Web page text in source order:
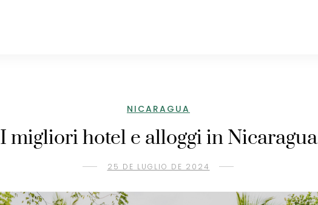
NICARAGUA
I migliori hotel e alloggi in Nicaragua
25 DE LUGLIO DE 2024